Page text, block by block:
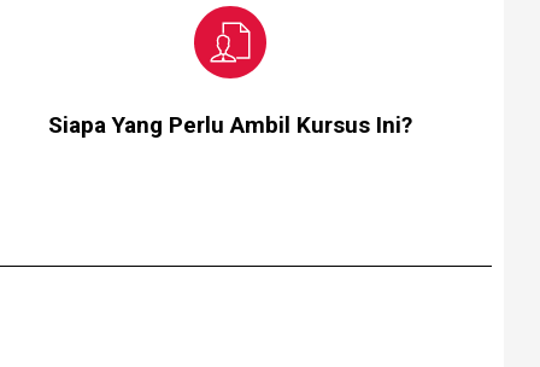
Siapa Yang Perlu Ambil Kursus Ini?